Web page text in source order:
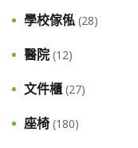
學校傢俬 (28)
醫院 (12)
文件櫃 (27)
座椅 (180)